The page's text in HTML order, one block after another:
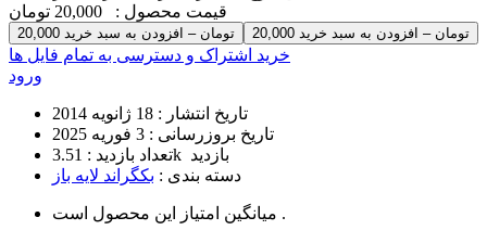
قیمت محصول : 20,000 تومان
20,000 تومان – افزودن به سبد خرید
خرید اشتراک و دسترسی به تمام فایل ها
ورود
تاریخ انتشار : 18 ژانویه 2014
تاریخ بروزرسانی : 3 فوریه 2025
تعداد بازدید :
3.51k بازدید
دسته بندی : بکگراند لایه باز
میانگین امتیاز این محصول است .